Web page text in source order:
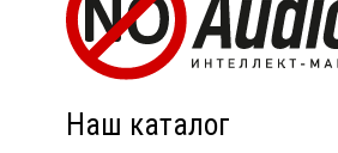
Наш каталог